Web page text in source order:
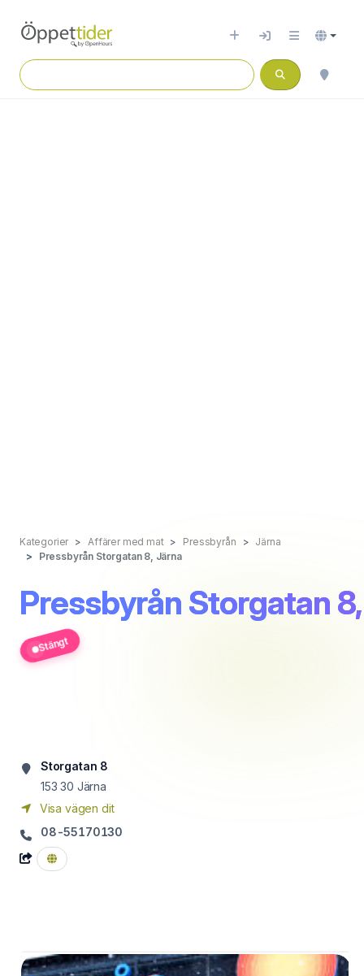
Kategorier Affärer med mat Pressbyrån
Järna
Pressbyrån Storgatan 8, Järna
Pressbyrån Storgatan
Stängt
Storgatan 8
153 30 Järna
Visa vägen dit
08-55170130